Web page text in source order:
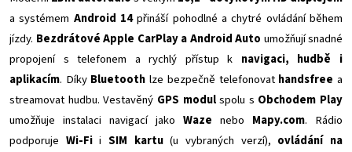
a systémem Android 14přináší pohodlné a chytré ovládání během
jízdy. Bezdrátové Apple CarPlay a Android Auto umožňují snadné
propojení s telefonem a rychlý přístup k navigaci, hudbě i
aplikacím. Díky Bluetooth lze bezpečně telefonovat handsfree a
streamovat hudbu. Vestavěný GPS modulspolu s Obchodem Play
umožňuje instalaci navigací jako Waze nebo Mapy.com. Rádio
podporuje Wi-FiiSIM kartu(u vybraných verzí), ovládání na